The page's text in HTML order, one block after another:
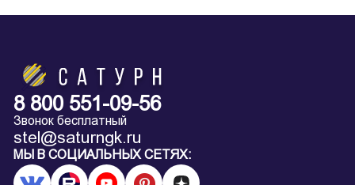
8 800 551-09-56
Звонок бесплатный
stel@saturngk.ru
МЫ В СОЦИАЛЬНЫХ СЕТЯХ: